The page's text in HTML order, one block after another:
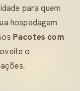
para quem
hospedagem
Pacotes com
o